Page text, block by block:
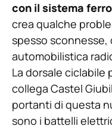
con il sistema
crea qualche
spesso sconnesse,
automobilistica
La dorsale ciclabile
collega Castel
portanti di questa
sono i battelli